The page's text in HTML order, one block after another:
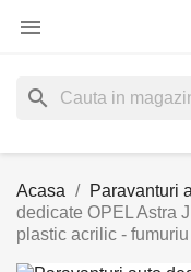

search
Acasa Paravanturi
dedicate OPEL Astra
plastic acrilic - fumuriu